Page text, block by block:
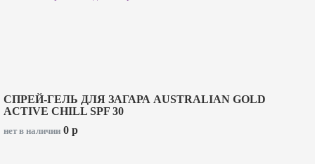
СПРЕЙ-ГЕЛЬ ДЛЯ ЗАГАРА AUSTRALIAN GOLD
ACTIVE CHILL SPF 30
нет в наличии 0 p